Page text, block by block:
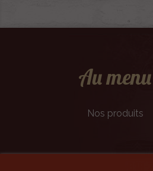
Au menu
Nos produits